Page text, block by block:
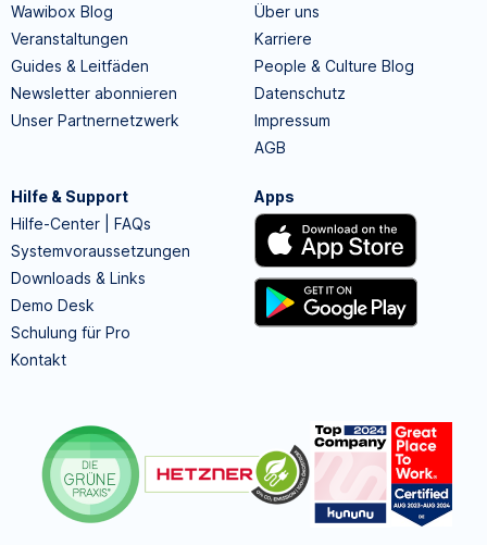
Wawibox Blog
Veranstaltungen
Guides & Leitfäden
Newsletter abonnieren
Unser Partnernetzwerk
Über uns
Karriere
People & Culture Blog
Datenschutz
Impressum
AGB
Hilfe & Support
Hilfe-Center | FAQs
Systemvoraussetzungen
Downloads & Links
Demo Desk
Schulung für Pro
Kontakt
Apps